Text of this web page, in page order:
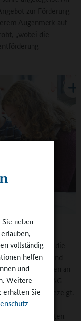
neben
vollständig
helfen
und
Weitere
Sie
zur Förderung
Augenmerk auf
„wobei die
essenziell für die
Schülerinnen und
Hospitationen an
der AG-
Resultat gezeigt.
dass sie
entdeckt hätten.